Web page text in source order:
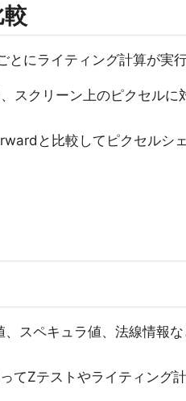
にライティング計算が実行
スクリーン上のピクセルに
と比較してピクセルシ
スペキュラ値、法線情報
Zテストやライティング計